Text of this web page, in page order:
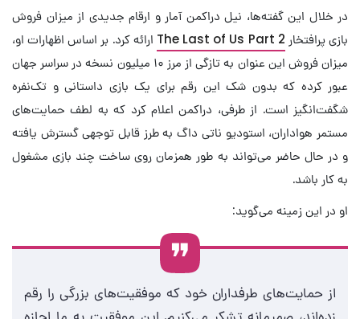
در خلال این گفته‌ها، نیل دراکمن آمار و ارقام جدیدی از میزان فروش
بازی پرافتخار The Last of Us Part 2 ارائه کرد. بر اساس اظهارات او،
میزان فروش این عنوان به تازگی از مرز ۱۰ میلیون نسخه در سراسر جهان
عبور کرده که بدون شک این رقم برای یک بازی داستانی و تک‌نفره
شگفت‌انگیز است. از طرفی، دراکمن اعلام کرد که به لطف حمایت‌های
مستمر هواداران، استودیو ناتی داگ به طرز قابل توجهی گسترش یافته
و در حال حاضر می‌تواند به طور همزمان روی ساخت چند بازی مشغول
به کار باشد.
او در این زمینه می‌گوید:
از حمایت‌های طرفداران خود که موفقیت‌های بزرگی را رقم